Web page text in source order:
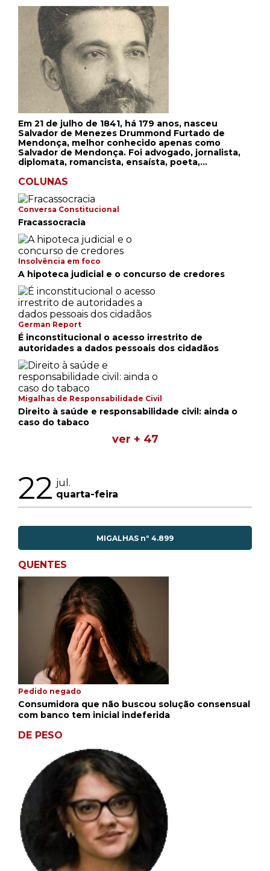
Em 21 de julho de 1841, há 179 anos, nasceu
Salvador de Menezes Drummond Furtado de
Mendonça, melhor conhecido apenas como
Salvador de Mendonça. Foi advogado, jornalista,
diplomata, romancista, ensaísta, poeta,
fundadores da Academia Brasileira de Letras e um
dos idealizadores do Movimento Republicano no
Brasil. Faleceu no Rio de Janeiro, em 5 de
dezembro de 1913.
COLUNAS
Conversa Constitucional
Fracassocracia
Insolvência em foco
A hipoteca judicial e o concurso de credores
German Report
É inconstitucional o acesso irrestrito de
autoridades a dados pessoais dos cidadãos
Migalhas de Responsabilidade Civil
Direito à saúde e responsabilidade civil: ainda o
caso do tabaco
ver + 47
22 jul.
quarta-feira
MIGALHAS nº 4.899
QUENTES
Pedido negado
Consumidora que não buscou solução consensual
com banco tem inicial indeferida
DE PESO